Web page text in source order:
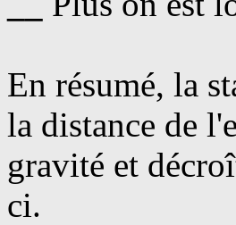
En résumé, la
la distance de
gravité et
ci.